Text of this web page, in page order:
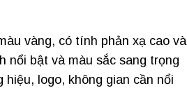
vàng, có tính phản xạ cao và
nổi bật và màu sắc sang trọng
logo, không gian cần nổi